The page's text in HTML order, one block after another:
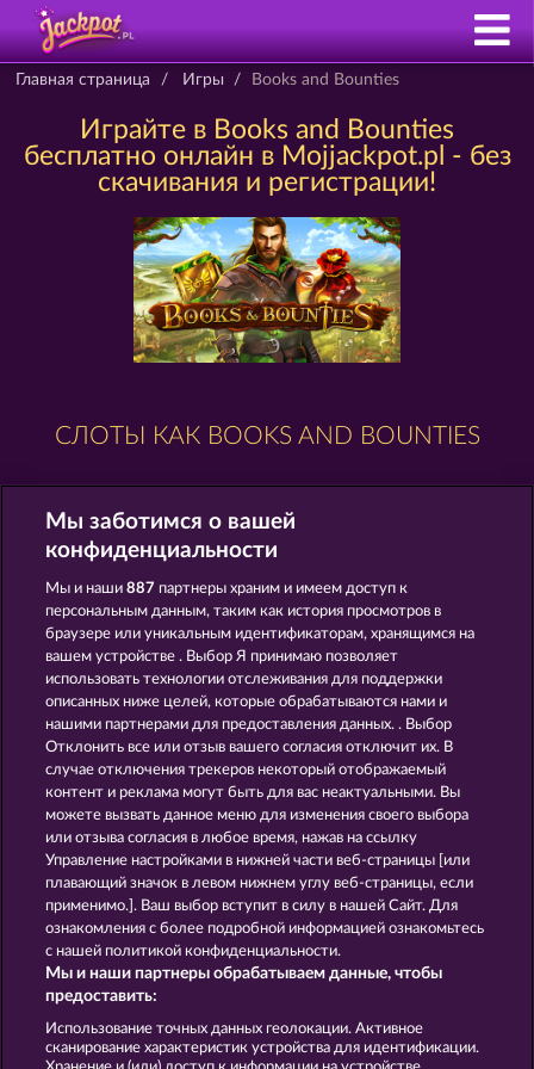
Главная страница Игры Books and Bounties
Играйте в Books and Bounties
бесплатно онлайн в Mojjackpot.pl - без
скачивания и регистрации!
СЛОТЫ КАК BOOKS AND BOUNTIES
ATLAS OF LEGENDS BALTHAZAR
MAGIC BOOK BOOK OF ROMEO AND JULIA
Правила КОНФИДЕНЦИАЛЬНОСТЬ
О компании Компания
Партнерская программа
Отправить Запрос об Отказе
Мы заботимся о вашей
конфиденциальности
Мы и наши887 партнеры храним и имеем доступ к
персональным данным, таким как история просмотров в
браузере или уникальным идентификаторам, хранящимся на
вашем устройстве . Выбор Я принимаю позволяет
использовать технологии отслеживания для поддержки
описанных ниже целей, которые обрабатываются нами и
нашими партнерами для предоставления данных. . Выбор
Отклонить все или отзыв вашего согласия отключит их. В
случае отключения трекеров некоторый отображаемый
контент и реклама могут быть для вас неактуальными. Вы
можете вызвать данное меню для изменения своего выбора
или отзыва согласия в любое время, нажав на ссылку
Управление настройками в нижней части веб-страницы [или
плавающий значок в левом нижнем углу веб-страницы, если
применимо.]. Ваш выбор вступит в силу в нашей Сайт. Для
ознакомления с более подробной информацией ознакомьтесь
с нашей политикой конфиденциальности.
Мы и наши партнеры обрабатываем данные, чтобы
предоставить:
Использование точных данных геолокации. Активное
сканирование характеристик устройства для идентификации.